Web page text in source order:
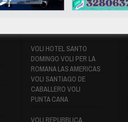
VOLI SANTO
VOLI HOTEL SANTO
DOMINGO VOLI PER LA
ROMANA LAS AMERICAS
VOLI SANTIAGO DE
CABALLERO VOLI
PUNTA CANA
VOLI REPUBBLICA